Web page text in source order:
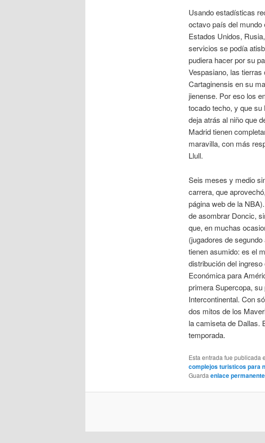
Usando estadísticas
octavo país del mundo
Estados Unidos,
servicios se podía
pudiera hacer por su
Vespasiano, las
Cartaginensis en su
jienense. Por eso los
tocado techo, y que
deja atrás al niño que
Madrid tienen
maravilla, con más
Llull.
Seis meses y medio
carrera, que
página web de la
de asombrar Doncic,
que, en muchas
(jugadores de
tienen asumido: es el
distribución del
Económica para
primera Supercopa,
Intercontinental. Con
dos mitos de los
la camiseta de Dallas.
temporada.
Esta entrada fue publicada
complejos turisticos para
Guarda enlace permanente